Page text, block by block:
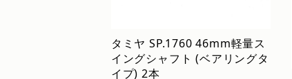
タミヤ SP.1760 46mm軽量ス
イングシャフト (ベアリングタ
イプ) 2本